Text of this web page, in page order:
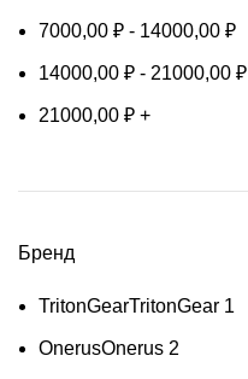
7000,00 ₽ - 14000,00 ₽
14000,00 ₽ - 21000,00 ₽
21000,00 ₽ +
Бренд
TritonGearTritonGear 1
OnerusOnerus 2